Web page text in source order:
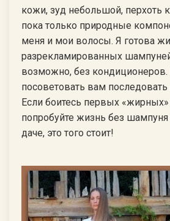
кожи, зуд небольшой, перхоть
пока только природные
меня и мои волосы. Я готова
разрекламированных
возможно, без
посоветовать вам
Если боитесь первых
попробуйте жизнь без шампуня
даче, это того стоит!